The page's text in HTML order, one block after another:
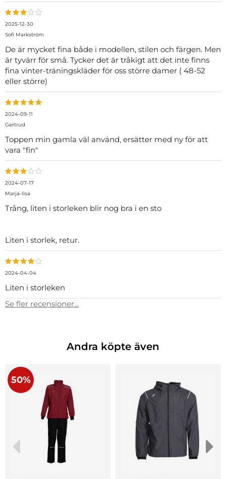
2025-12-30
Sofi Markström
De är mycket fina både i modellen, stilen och färgen. Men
är tyvärr för små. Tycker det är tråkigt att det inte finns
fina vinter-träningskläder för oss större damer ( 48-52
eller större)
2024-09-11
Gertrud
Toppen min gamla väl använd, ersätter med ny för att
vara "fin"
2024-07-17
Marja-lisa
Trång, liten i storleken blir nog bra i en sto
Liten i storlek, retur.
2024-04-04
Liten i storleken
Se fler recensioner...
Andra köpte även
50%